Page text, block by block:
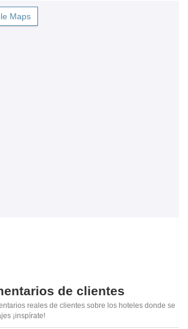
Maps
de clientes
reales de clientes sobre los hoteles donde se
¡inspírate!